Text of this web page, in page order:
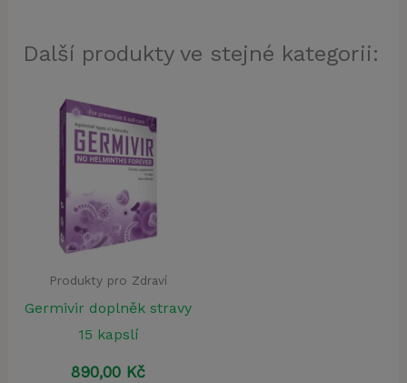
Další produkty ve stejné kategorii:
Produkty pro Zdraví
Germivir doplněk stravy
15 kapslí
890,00 Kč